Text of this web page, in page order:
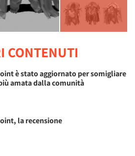
CONTENUTI
è stato aggiornato per somigliare
amata dalla comunità
la recensione